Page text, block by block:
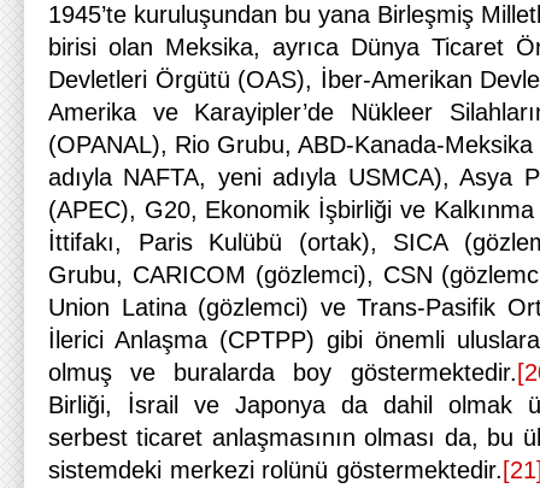
1945’te kuruluşundan bu yana Birleşmiş
birisi olan Meksika, ayrıca Dünya Ticaret
Devletleri Örgütü (OAS), İber-Amerikan
Amerika ve Karayipler’de Nükleer
(OPANAL), Rio Grubu, ABD-Kanada-
adıyla NAFTA, yeni adıyla USMCA), Asya
(APEC), G20, Ekonomik İşbirliği ve
İttifakı, Paris Kulübü (ortak), SICA
Grubu, CARICOM (gözlemci), CSN
Union Latina (gözlemci) ve Trans-Pasifik
İlerici Anlaşma (CPTPP) gibi önemli
olmuş ve buralarda boy göstermektedir.
Birliği, İsrail ve Japonya da dahil olmak
serbest ticaret anlaşmasının olması da, bu
sistemdeki merkezi rolünü göstermektedir.